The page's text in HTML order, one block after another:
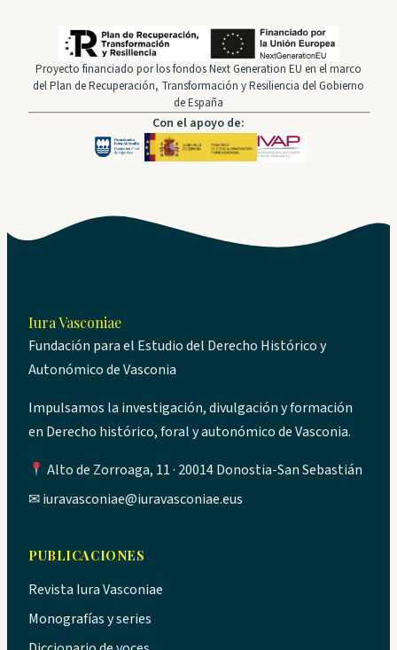
Proyecto financiado por los fondos Next Generation EU en el marco
del Plan de Recuperación, Transformación y Resiliencia del Gobierno
de España
Con el apoyo de:
Iura Vasconiae
Fundación para el Estudio del Derecho Histórico y
Autonómico de Vasconia
Impulsamos la investigación, divulgación y formación
en Derecho histórico, foral y autonómico de Vasconia.
Alto de Zorroaga, 11 · 20014 Donostia-San Sebastián
✉iuravasconiae@iuravasconiae.eus
PUBLICACIONES
Revista Iura Vasconiae
Monografías y series